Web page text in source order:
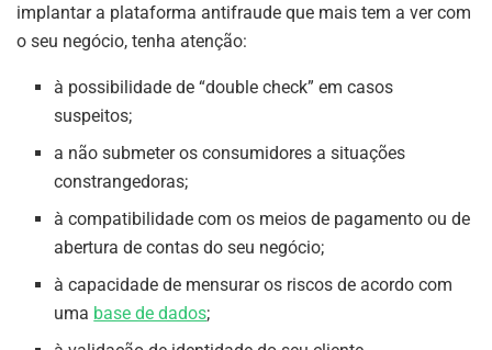
implantar a plataforma antifraude que mais tem a ver com
o seu negócio, tenha atenção:
à possibilidade de “double check” em casos
suspeitos;
a não submeter os consumidores a situações
constrangedoras;
à compatibilidade com os meios de pagamento ou de
abertura de contas do seu negócio;
à capacidade de mensurar os riscos de acordo com
uma base de dados;